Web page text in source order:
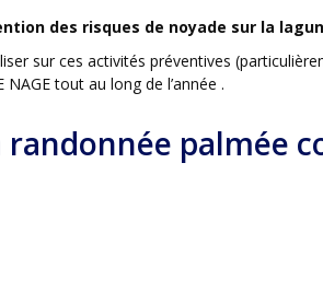
des risques de noyade sur la
sur ces activités préventives
NAGE tout au long de l’année .
randonnée palmée